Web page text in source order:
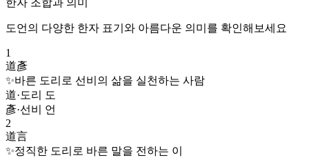
한자 조합과 의미
도언 의 다양한 한자 표기와 아름다운 의미를 확인해보세요
1
道彥
✨바른 도리로 선비의 삶을 실천하는 사람
道·도리 도
彥·선비 언
2
道言
✨정직한 도리로 바른 말을 전하는 이